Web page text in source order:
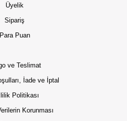
Üyelik
Sipariş
Para Puan
ve Teslimat
İade ve İptal
Politikası
Korunması